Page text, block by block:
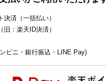
決済（一括払い）
旧：楽天ID決済）
ビニ・銀行振込・LINE Pay)